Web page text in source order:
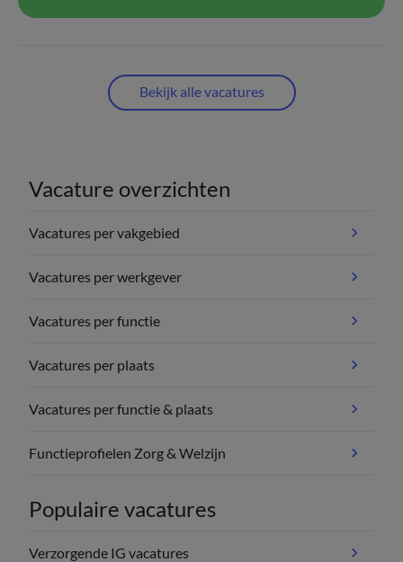
Bekijk alle vacatures
Vacature overzichten
Vacatures per vakgebied
Vacatures per werkgever
Vacatures per functie
Vacatures per plaats
Vacatures per functie & plaats
Functieprofielen Zorg & Welzijn
Populaire vacatures
Verzorgende IG vacatures